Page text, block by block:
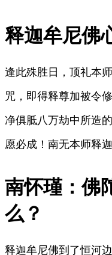
释迦牟尼佛
逢此殊胜日，顶礼本
咒，即得释尊加被令
净俱胝八万劫中所造
愿必成！南无本师释
南怀瑾：佛
么？
释迦牟尼佛到了恒河